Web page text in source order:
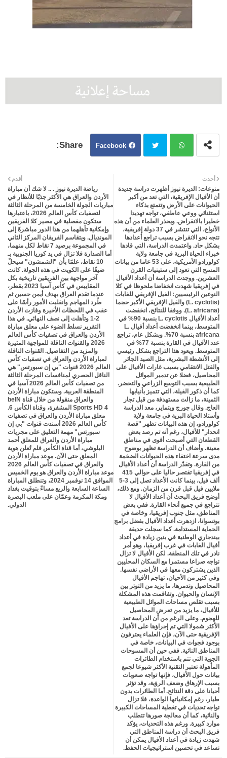
Facebook
ter atsa
pp
أحدث
منوعات: الديرة نيوز أظهرت دراسة جديدة
أن الأفيال الإفريقية، التي تعد من أكبر
الحيوانات على الأرض وتتمتع بذكاء
استثنائي ووعي عاطفي، تواجه تهديدا
خطيرا بالانقراض. ويحذر العلماء من أن هذه
الأنواع، التي تنتشر في 37 دولة إفريقية،
تتجه نحو الانقراض بسبب تراجع أعدادها
بشكل حاد. واعتمدت الدراسة، التي قادها
خبراء الحياة البرية في جامعة ولاية
كولورادو الأمريكية، على 53 عاما من بيانات
المسح التي تعود إلى ستينيات القرن
العشرين. ووجدت الدراسة أن أعداد الأفيال
في إفريقيا شهدت انخفاضا ملحوظا في كلا
النوعين الرئيسيين: الفيل الإفريقي للغابات
(L. cyclotis) والفيل الإفريقي الأكبر حجما
(L. africana). ووفقا للنتائج، انخفضت
أعداد الأفيال L. cyclotis بنسبة 90% في
المتوسط، بينما انخفضت أعداد أفيال L.
africana بنسبة 70%. وبشكل عام، تراجع
عدد الأفيال في القارة بنسبة 77% في
المتوسط. ويعود هذا التراجع بشكل رئيسي
إلى الأنشطة البشرية، مثل الصيد الجائر
والقتل الانتقامي بسبب غارات الأفيال على
المحاصيل، فضلا عن تدمير الموائل
الطبيعية بسبب التوسع الزراعي والتحضر.
كما أن ذكور الفيلة، التي تتميز بأنيابها
الثمينة، ما زالت مستهدفة من قبل تجار
العاج. وقال جورج ويتماير، معد الدراسة
وأستاذ الحياة البرية في جامعة ولاية
كولورادو، إن هذه البيانات تظهر "قصة
انحدار" للأفيال، رغم أنه تم رصد بعض
القطعان التي أصبحت أقوى في مناطق
معينة. وأضاف أن الدراسة تظهر بوضوح
مدى سرعة اختفاء هذه الحيوانات الضخمة
من القارة. وتقدّر الدراسة أن أعداد الأفيال
في إفريقيا تقتصر حاليا على حوالي 415
ألف فيل، بينما كانت الأعداد تصل إلى 3-5
ملايين فيل قبل قرن من الزمان. ومع ذلك،
أوضح فريق البحث أن أعداد الأفيال لا
تتراجع في جميع أنحاء القارة. ففي بعض
المناطق، مثل جنوب إفريقيا، وخاصة في
بوتسوانا، ازدهرت أعداد الأفيال بفضل برامج
الحماية المستدامة. كما سجلت حديقة
بيندجاري الوطنية في بنين زيادة في أعداد
أفيال الغابات في غرب إفريقيا، وهو أمر
نادر في تلك المنطقة. لكن الأفيال لا تزال
تواجه صراعا مستمرا مع السكان المحليين
الذين يشتركون معها في الأراضي نفسها.
وفي كثير من الأحيان، تهاجم الأفيال
المحاصيل وتدمرها، ما يزيد من التوتر بين
الإنسان والحيوان. وتفاقمت هذه المشكلة
بسبب تقلص مساحات الموائل الطبيعية
للأفيال، ما يزيد من تعرض المحاصيل
للهجوم. وعلى الرغم من أن الدراسة تعد
الأكثر شمولا التي تم إجراؤها على الأفيال
الإفريقية حتى الآن، فإن العلماء يعترفون
بوجود فجوات في البيانات، خاصة في
المناطق النائية. ففي حين أن المسوحات
الجوية التي تتم باستخدام الطائرات
المأهولة تعتبر التقنية الأكثر شيوعا لجمع
بيانات حول الأفيال، فإنها تواجه صعوبات
بسبب الإرهاق وضعف الرؤية، وقد تؤثر
أحيانا على دقة النتائج. أما الطائرات بدون
طيار، رغم إمكانياتها الواعدة، فلا تزال
تواجه تحديات في تغطية المساحات الكبيرة
والنائية، كما أن معالجة صورها تتطلب
موارد كبيرة. ورغم هذه التحديات، يؤكد
فريق البحث أن دراسة المناطق التي
شهدت زيادة في أعداد الأفيال يمكن أن
تساعد في تحسين استراتيجيات الحفظ.
أقدم
رياضة الديرة نيوز . .. لا شك أن مباراة
الأردن والعراق هي الأكثر جذبًا للأنظار في
مباريات الجولة الخامسة من المرحلة الثالثة
لتصفيات كأس العالم 2026، باعتبارها
ستكون مفصلية في مصير كلا الفريقين
وإمكانية تأهلهما من هذا الدور مباشرةً إلى
المونديال. ويتقاسم الفريقان المركز الثاني
في المجموعة برصيد 7 نقاط لكل منهما،
أما الصدارة فلا تزال في يد كوريا الجنوبية بـ
10 نقاط، علمًا بأن "الشمشون" سيحلّ
ضيفًا على الكويت في هذه الجولة. كانت
آخر مواجهة بين الفريقين تاريخية بكل
المقاييس في كأس آسيا 2023 بقطر،
عندما تقدم العراق بهدف أيمن حسين ثم
طُرد المهاجم وانقلبت الأمور رأسًا على
عقب في اللحظات الأخيرة وفازت الأردن
2-1 وتأهلت إلى نصف النهائي. في هذا
التقرير نسلط الضوء على معلق مباراة
الأردن والعراق في تصفيات كأس العالم
2026 والقنوات الناقلة للمواجهة المثيرة
والمزيد من التفاصيل. القنوات الناقلة
لمباراة الأردن والعراق في تصفيات كأس
العالم 2026 قنوات "بي إن سبورتس" هي
الناقل الحصري لمنافسات المرحلة الثالثة
من تصفيات كأس العالم 2026 آسيا في
المنطقة العربية. وستكون مباراة الأردن
والعراق منقولة من خلال قناة beIN
Sports HD 4 المشفرة، وقناة الكأس 6.
معلق مباراة الأردن والعراق في تصفيات
كأس العالم 2026 أسندت قنوات "بي إن
سبورتس" مهمة التعليق على مجريات
مباراة الأردن والعراق للمعلق أحمد
البلوشي، أما قناة الكأس فلم تُعلن هوية
المعلق حتى الآن. موعد مباراة الأردن
والعراق في تصفيات كأس العالم 2026
موعد مباراة الأردن والعراق هو يوم الخميس
الموافق 14 نوفمبر 2024، وتنطلق المباراة
الساعة السابعة والربع مساءً بتوقيت بغداد
ومكة المكرمة وعمّان على ملعب البصرة
الدولي.